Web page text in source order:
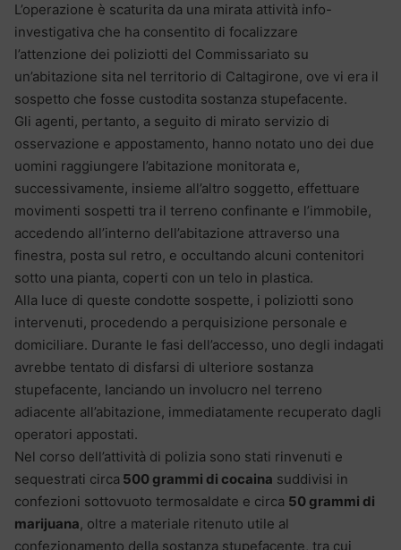
L’operazione è scaturita da una mirata attività info-
investigativa che ha consentito di focalizzare
l’attenzione dei poliziotti del Commissariato su
un’abitazione sita nel territorio di Caltagirone, ove vi era il
sospetto che fosse custodita sostanza stupefacente.
Gli agenti, pertanto, a seguito di mirato servizio di
osservazione e appostamento, hanno notato uno dei due
uomini raggiungere l’abitazione monitorata e,
successivamente, insieme all’altro soggetto, effettuare
movimenti sospetti tra il terreno confinante e l’immobile,
accedendo all’interno dell’abitazione attraverso una
finestra, posta sul retro, e occultando alcuni contenitori
sotto una pianta, coperti con un telo in plastica.
Alla luce di queste condotte sospette, i poliziotti sono
intervenuti, procedendo a perquisizione personale e
domiciliare. Durante le fasi dell’accesso, uno degli indagati
avrebbe tentato di disfarsi di ulteriore sostanza
stupefacente, lanciando un involucro nel terreno
adiacente all’abitazione, immediatamente recuperato dagli
operatori appostati.
Nel corso dell’attività di polizia sono stati rinvenuti e
sequestrati circa 500 grammi di cocaina suddivisi in
confezioni sottovuoto termosaldate e circa 50 grammi di
marijuana, oltre a materiale ritenuto utile al
confezionamento della sostanza stupefacente, tra cui